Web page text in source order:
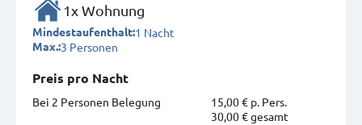
1x Wohnung
Mindestaufenthalt:1 Nacht
Max.:3 Personen
Preis pro Nacht
Bei 2 Personen Belegung
15,00 € p. Pers.
30,00 € gesamt